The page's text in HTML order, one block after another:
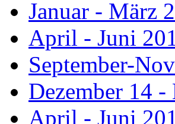
Januar - März
April - Juni
September-
Dezember 14 -
April - Juni